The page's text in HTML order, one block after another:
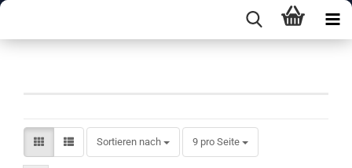
Sortieren nach
Sortieren nach 9 pro Seite
pro Seite